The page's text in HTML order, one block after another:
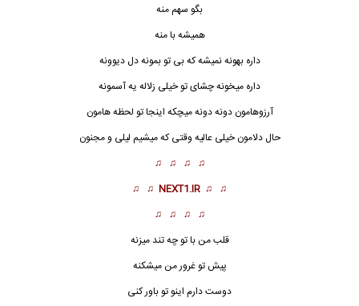
بگو سهم منه
همیشه با منه
داره بهونه نمیشه که بی تو بمونه دل دیوونه
داره میخونه چشای تو خیلی زلاله یه آسمونه
آرزوهامون دونه دونه میچکه اینجا تو لحظه هامون
حال دلامون خیلی عالیه وقتی که میشیم لیلی و مجنون
♫ ♫ ♫ ♫
♫ ♫
NEXT1.IR
♫ ♫
♫ ♫ ♫ ♫
قلب من با تو چه تند میزنه
پیش تو غرور من میشکنه
دوست دارم اینو تو باور کنی